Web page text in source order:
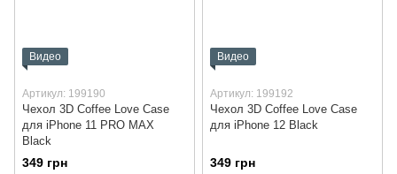
Видео
Артикул: 199190
Чехол 3D Coffee Love Case
для iPhone 11 PRO MAX
Black
349 грн
Видео
Артикул: 199192
Чехол 3D Coffee Love Case
для iPhone 12 Black
349 грн